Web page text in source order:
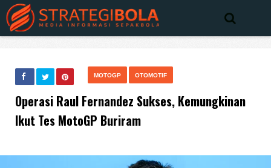
MOTOGP OTOMOTIF
Operasi Raul Fernandez Sukses, Kemungkinan
Ikut Tes MotoGP Buriram